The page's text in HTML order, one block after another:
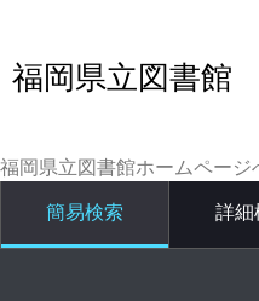
福岡県立図書館
福岡県立図書館ホームページ
簡易検索 詳細